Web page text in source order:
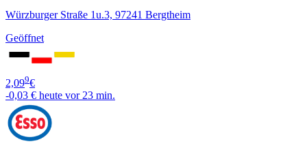
Würzburger Straße 1u.3, 97241 Bergtheim
Geöffnet
2,099€
-0,03 € heute vor 23 min.